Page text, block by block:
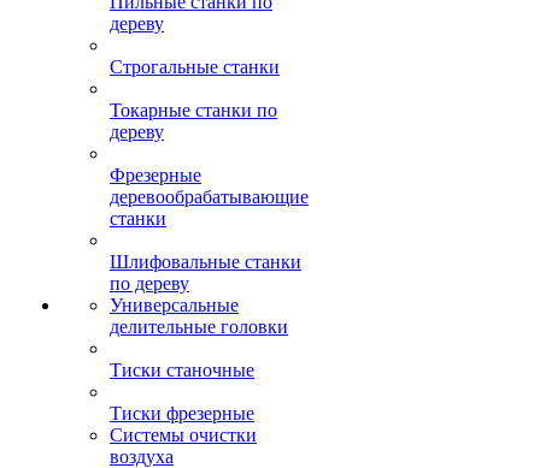
дереву
Строгальные станки
Токарные станки по
дереву
Фрезерные
деревообрабатывающие
станки
Шлифовальные станки
по дереву
Универсальные
делительные головки
Тиски станочные
Тиски фрезерные
Системы очистки
воздуха